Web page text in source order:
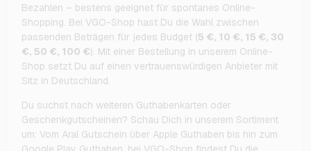
Bezahlen – bestens geeignet für spontanes Online-
Shopping. Bei VGO-Shop hast Du die Wahl zwischen
passenden Beträgen für jedes Budget (5 €, 10 €, 15 €, 30
€, 50 €, 100 €). Mit einer Bestellung in unserem Online-
Shop setzt Du auf einen vertrauenswürdigen Anbieter mit
Sitz in Deutschland.
Du suchst nach weiteren Guthabenkarten oder
Geschenkgutscheinen? Schau Dich in unserem Sortiment
um: Vom Aral Gutschein über Apple Guthaben bis hin zum